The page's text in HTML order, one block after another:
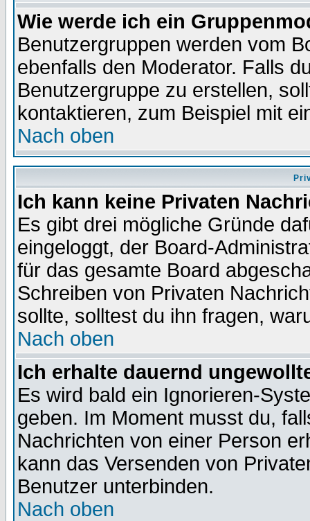
Wie werde ich ein
Benutzergruppen werden vom
ebenfalls den Moderator. Falls
Benutzergruppe zu erstellen,
kontaktieren, zum Beispiel mit
Nach oben
Ich kann keine Privaten
Es gibt drei mögliche Gründe
eingeloggt, der Board-
für das gesamte Board
Schreiben von Privaten
sollte, solltest du ihn fragen,
Nach oben
Ich erhalte dauernd
Es wird bald ein Ignorieren-
geben. Im Moment musst du,
Nachrichten von einer Person
kann das Versenden von
Benutzer unterbinden.
Nach oben